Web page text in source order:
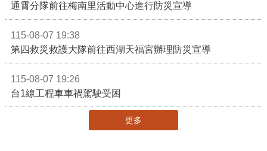
通霄分隊前往梅南里活動中心進行防災宣導
115-08-07 19:38
第四救災救護大隊前往西湖天福宮辦理防災宣導
115-08-07 19:26
台1線工程車車禍駕駛受困
更多